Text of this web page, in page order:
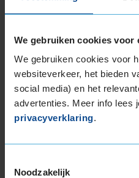
We gebruiken cookies voor
We gebruiken cookies voor
websiteverkeer, het bieden
social media) en het
advertenties. Meer info lees
privacyverklaring.
Noodzakelijk
Beschikbare
18-inch banden
225/60R18 104H
235/50R18 101V EXTRALOAD
235/60R18 107H EXTRALOAD